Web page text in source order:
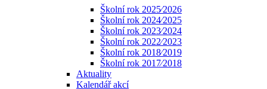
Školní rok 2025⁄2026
Školní rok 2024⁄2025
Školní rok 2023⁄2024
Školní rok 2022⁄2023
Školní rok 2018⁄2019
Školní rok 2017⁄2018
Aktuality
Kalendář akcí